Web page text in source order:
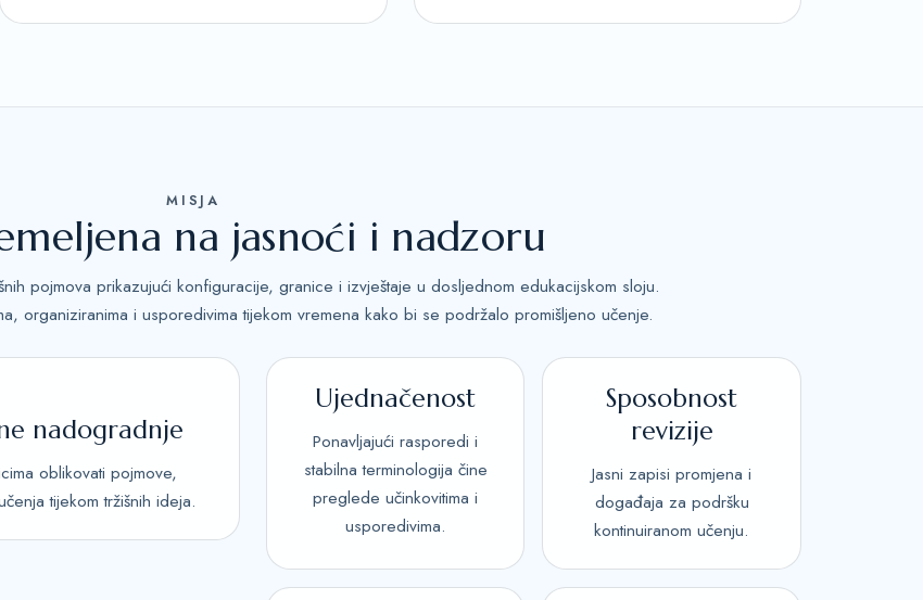
MISJA
na jasnoći i nadzoru
pojmova prikazujući konfiguracije, granice i izvještaje u dosljednom edukacijskom sloju.
organiziranima i usporedivima tijekom vremena kako bi se podržalo promišljeno učenje.
nadogradnje
oblikovati pojmove,
tijekom tržišnih ideja.
Ujednačenost
Ponavljajući rasporedi i
stabilna terminologija čine
preglede učinkovitima i
usporedivima.
Sposobnost
revizije
Jasni zapisi promjena i
događaja za podršku
kontinuiranom učenju.